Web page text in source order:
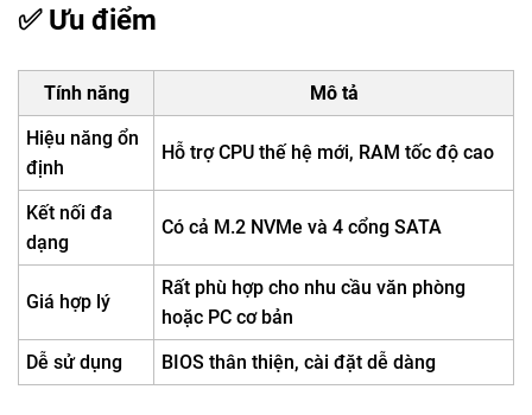
✅ Ưu điểm
Tính năng
Mô tả
Hiệu năng ổn
định
Hỗ trợ CPU thế hệ mới, RAM tốc độ cao
Kết nối đa
dạng
Có cả M.2 NVMe và 4 cổng SATA
Giá hợp lý
Rất phù hợp cho nhu cầu văn phòng
hoặc PC cơ bản
Dễ sử dụng
BIOS thân thiện, cài đặt dễ dàng